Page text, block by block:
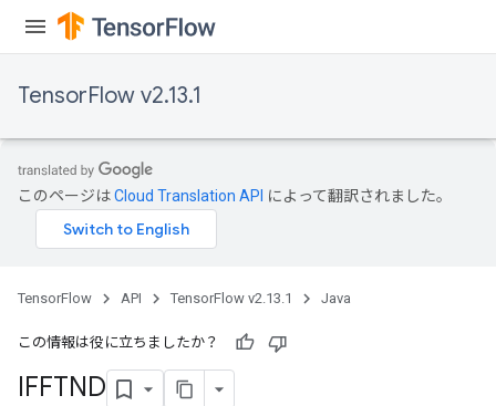
TensorFlow v2.13.1
このページはCloud Translation API によって翻訳されました。
TensorFlow API TensorFlow v2.13.1 Java
この情報は役に立ちましたか？
IFFTND